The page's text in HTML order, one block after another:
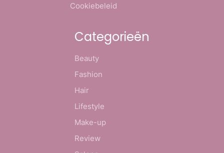
Cookiebeleid
Categorieën
Beauty
Fashion
Hair
Lifestyle
Make-up
Review